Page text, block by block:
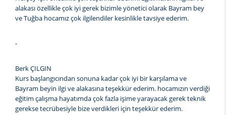
alakası özellikle çok iyi gerek bizimle yönetici olarak Bayram bey
ve Tuğba hocamız çok ilgilendiler kesinlikle tavsiye ederim.
-
Berk ÇILGIN
Kurs başlangıcından sonuna kadar çok iyi bir karşılama ve
Bayram beyin ilgi ve alakasına teşekkür ederim. hocamızın verdiği
eğitim çalışma hayatımda çok fazla işime yarayacak gerek teknik
gerekse tecrübesiyle bize verdikleri için teşekkür ederim.